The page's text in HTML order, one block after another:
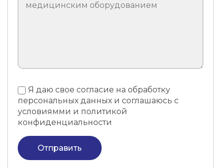
Я даю свое согласие на обработку
персональных данных и соглашаюсь с
условиямми и политикой
конфиденциальности
Отправить